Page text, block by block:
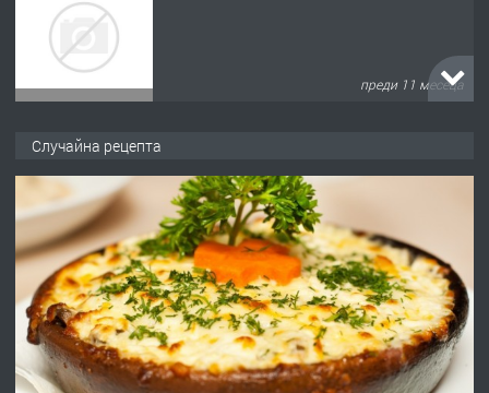
преди 11 месеца
преди 1 година
ПРЕДЛАГА Работа за общи работници
преди 1 година
Случайна рецепта